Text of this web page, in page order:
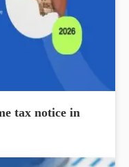
tax notice in